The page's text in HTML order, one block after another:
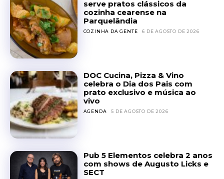
serve pratos clássicos da
cozinha cearense na
Parquelândia
COZINHA DA GENTE 6 DE AGOSTO DE 2026
DOC Cucina, Pizza & Vino
celebra o Dia dos Pais com
prato exclusivo e música ao
vivo
AGENDA 5 DE AGOSTO DE 2026
Pub 5 Elementos celebra 2 anos
com shows de Augusto Licks e
SECT